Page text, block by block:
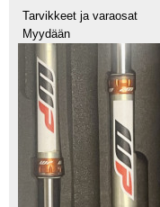
Tarvikkeet ja varaosat
Myydään